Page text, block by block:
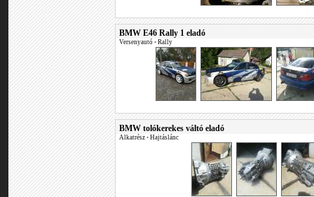
BMW E46 Rally 1 eladó
Versenyautó • Rally
BMW tolókerekes váltó eladó
Alkatrész • Hajtáslánc